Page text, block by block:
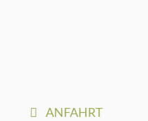
ANFAHRT